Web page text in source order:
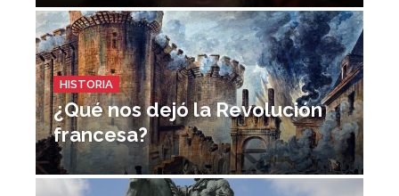
HISTORIA
¿Qué nos dejó la Revolución
francesa?